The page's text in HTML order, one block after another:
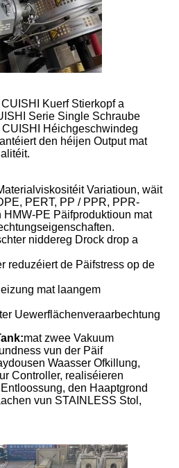
Kuerf Stierkopf a
Serie Single Schraube
CUISHI Héichgeschwindeg
den héijen Output mat
Variatioun, wäit
PERT, PP / PPR, PPR-
HMW-PE Päifproduktioun mat
niddereg Drock drop a
reduzéiert de Päifstress op de
mat laangem
Uewerflächenveraarbechtung
mat zwee Vakuum
vun der Päif
Waasser Ofkillung,
Controller, realiséieren
den Haaptgrond
vun STAINLESS Stol,